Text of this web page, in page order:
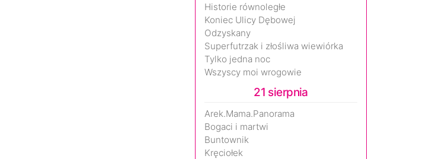
Historie równoległe
Koniec Ulicy Dębowej
Odzyskany
Superfutrzak i złośliwa wiewiórka
Tylko jedna noc
Wszyscy moi wrogowie
21 sierpnia
Arek.Mama.Panorama
Bogaci i martwi
Buntownik
Kręciołek